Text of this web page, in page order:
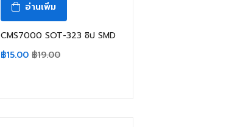
อ่านเพิ่ม
CMS7000 SOT-323 ชิป SMD
฿15.00 ฿19.00